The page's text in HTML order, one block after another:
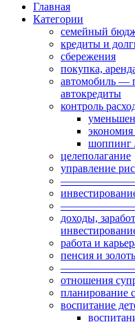
content
Главная
Категории
семейный
кредиты и
сбережения
покупка,
автомобиль —
автокредиты
контроль
шоппинг
целеполагание
управление
доходы,
работа и
пенсия и
отношения
планирование
воспитание